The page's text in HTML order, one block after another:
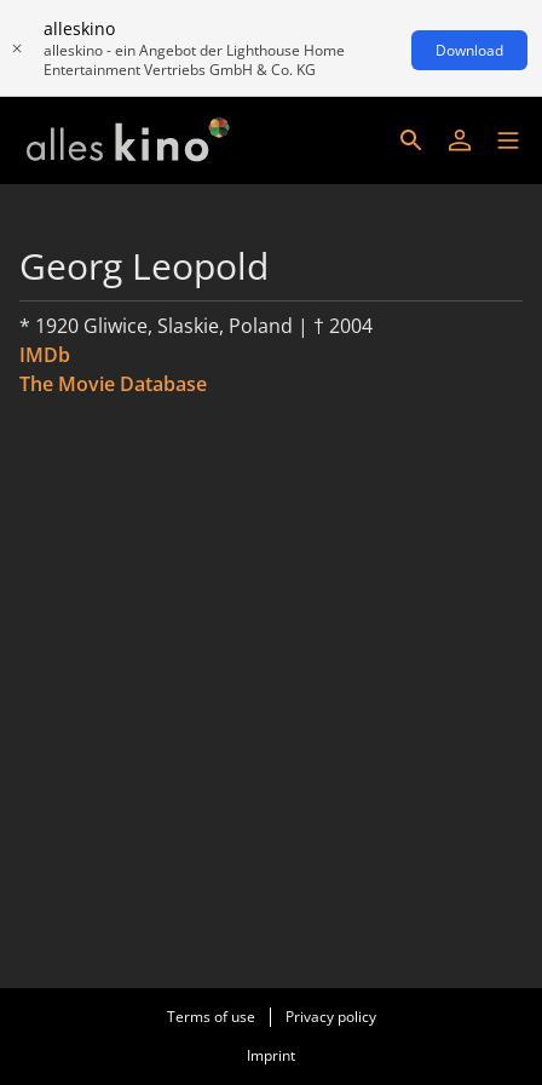
alleskino
alleskino - ein Angebot der Lighthouse Home
Entertainment Vertriebs GmbH & Co. KG
Download
Georg Leopold
* 1920 Gliwice, Slaskie, Poland | † 2004
IMDb
The Movie Database
Terms of use
Privacy policy
Imprint